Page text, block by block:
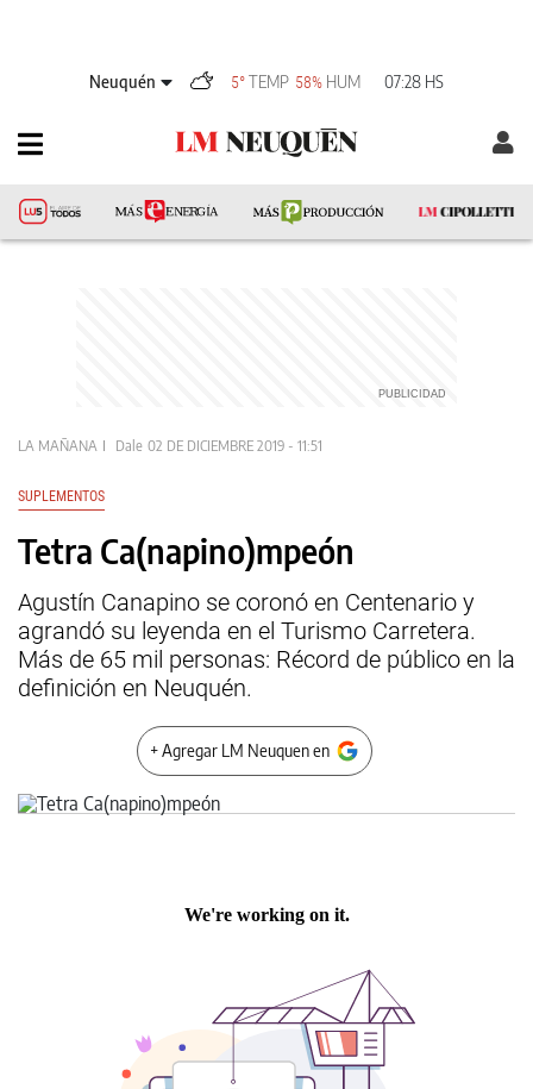
Neuquén 5°TEMP 58% HUM 07:28 HS
LA MAÑANA Dale 02 DE DICIEMBRE 2019 - 11:51
SUPLEMENTOS
Tetra Ca(napino)mpeón
Agustín Canapino se coronó en Centenario y
agrandó su leyenda en el Turismo Carretera.
Más de 65 mil personas: Récord de público en la
definición en Neuquén.
+ Agregar LM Neuquen en